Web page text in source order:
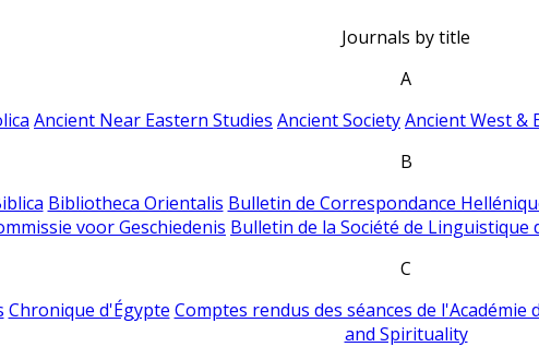
Journals by title
A
Ancient Near Eastern Studies Ancient SocietyAncient West &
B
Bibliotheca Orientalis Bulletin de Correspondance
voor Geschiedenis Bulletin de la Société de Linguistique
C
Chronique d'Égypte Comptes rendus des séances de
and Spirituality